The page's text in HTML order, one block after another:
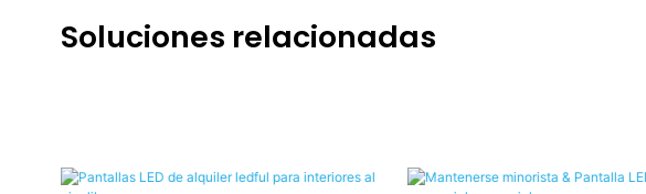
Soluciones relacionadas